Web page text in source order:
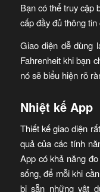
Bạn có thể truy cập
cấp đầy đủ thông
Giao diện dễ dùng
Fahrenheit khi bạn
nó sẽ biểu hiện rõ
Nhiệt kế App
Thiết kế giao diện
quả của các tính
App có khả năng
sống, để mỗi khi
bị sẵn những vật